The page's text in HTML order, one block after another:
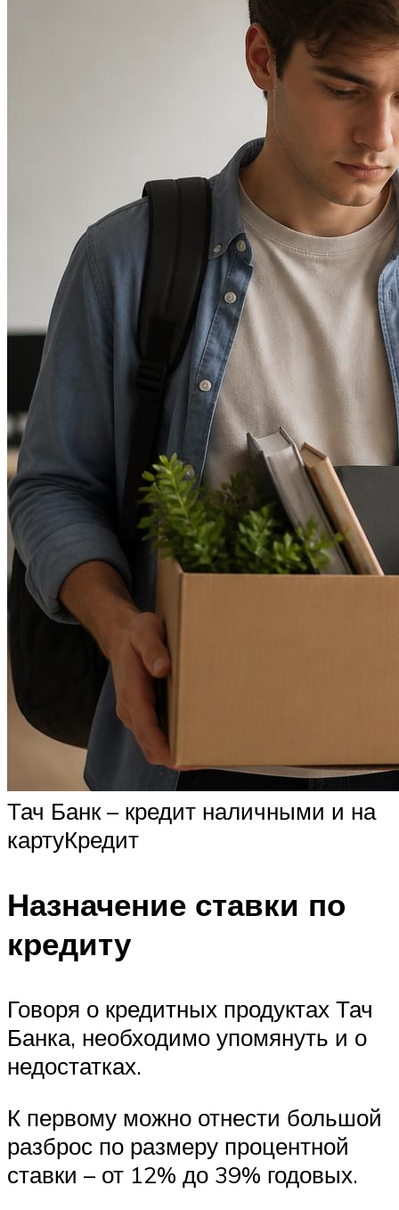
Тач Банк – кредит наличными и на
картуКредит
Назначение ставки по
кредиту
Говоря о кредитных продуктах Тач
Банка, необходимо упомянуть и о
недостатках.
К первому можно отнести большой
разброс по размеру процентной
ставки – от 12% до 39% годовых.